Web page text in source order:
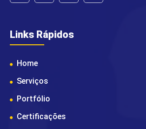
Links Rápidos
Home
Serviços
Portfólio
Certificações